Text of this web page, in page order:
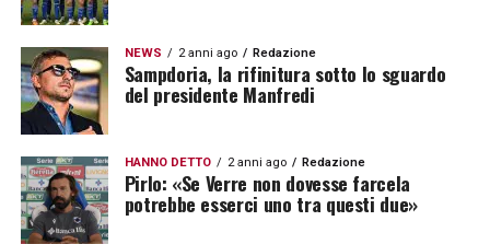
NEWS 2 anni ago Redazione
Sampdoria, la rifinitura sotto lo sguardo
del presidente Manfredi
HANNO DETTO 2 anni ago Redazione
Pirlo: «Se Verre non dovesse farcela
potrebbe esserci uno tra questi due»